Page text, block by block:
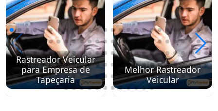
Rastreador Veicular
para Empresa de
Tapeçaria
Melhor Rastreador
Veicular